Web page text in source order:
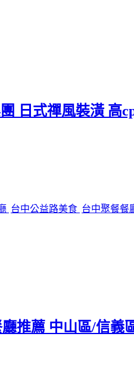
日式禪風裝潢 高
台中公益路美食 台中聚餐餐
推薦 中山區/信